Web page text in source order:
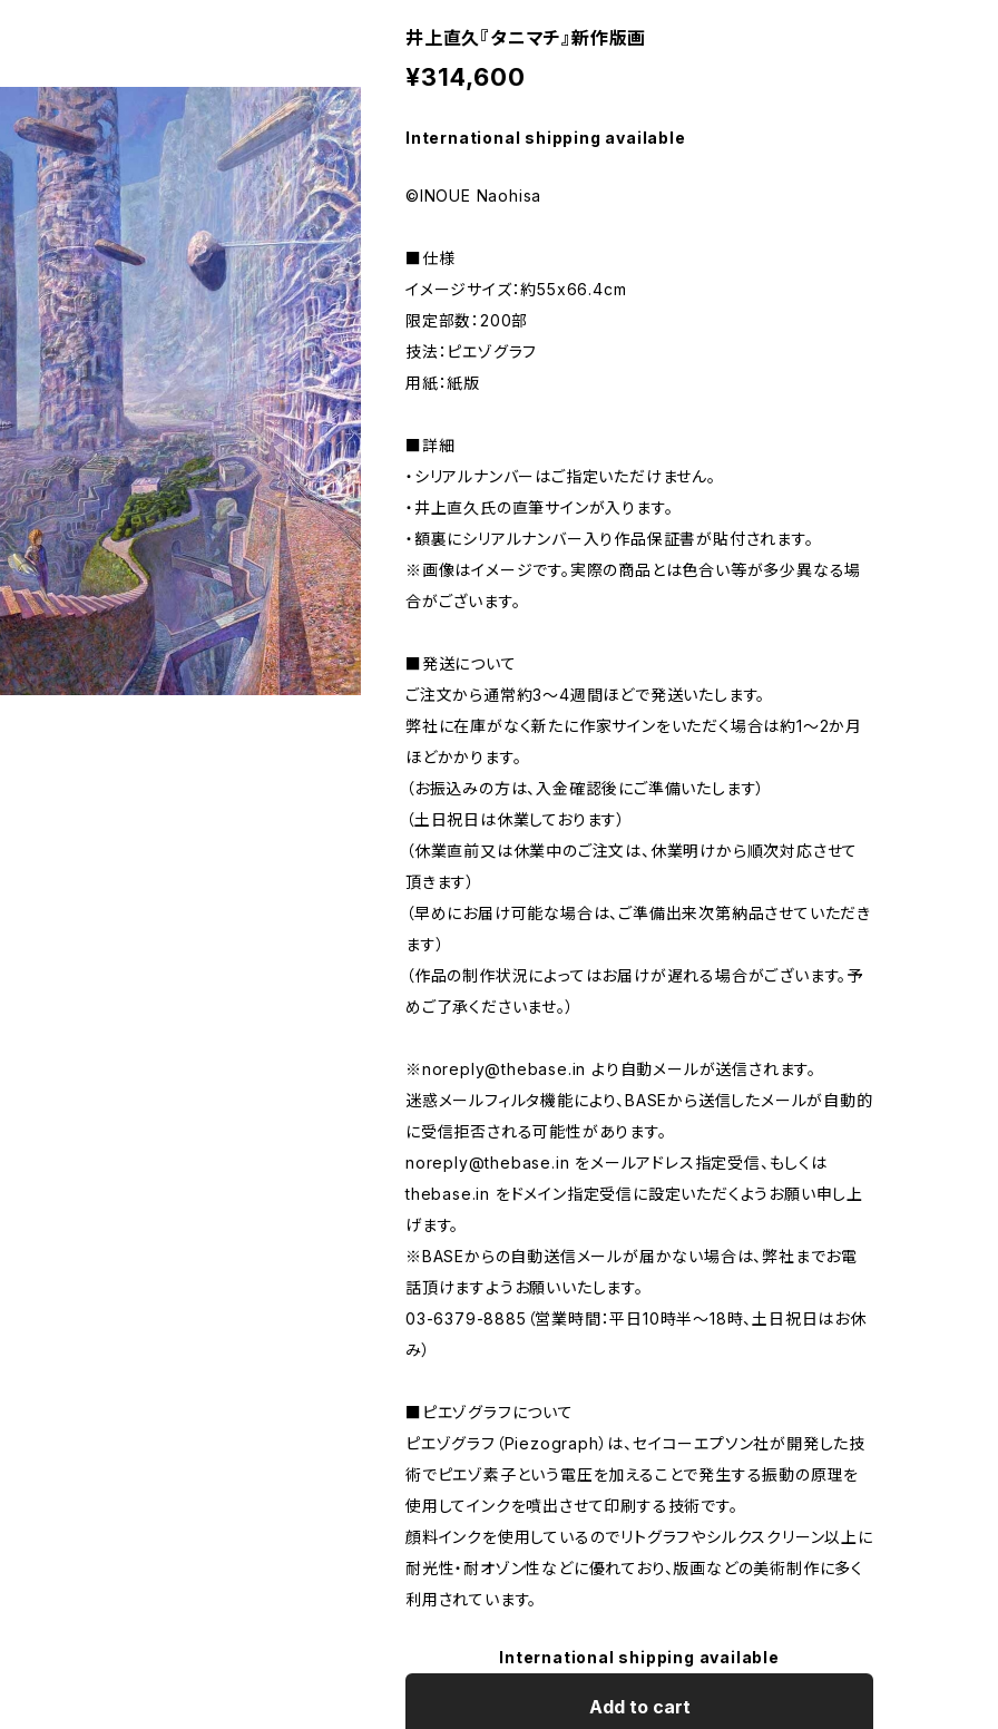
井上直久『タニマチ』新作版画
¥314,600
International shipping available
©INOUE Naohisa
■仕様
イメージサイズ：約55x66.4cm
限定部数：200部
技法：ピエゾグラフ
用紙：紙版
■詳細
・シリアルナンバーはご指定いただけません。
・井上直久氏の直筆サインが入ります。
・額裏にシリアルナンバー入り作品保証書が貼付されます。
※画像はイメージです。実際の商品とは色合い等が多少異なる場
合がございます。
■発送について
ご注文から通常約3〜4週間ほどで発送いたします。
弊社に在庫がなく新たに作家サインをいただく場合は約1〜2か月
ほどかかります。
（お振込みの方は、入金確認後にご準備いたします）
（土日祝日は休業しております）
（休業直前又は休業中のご注文は、休業明けから順次対応させて
頂きます）
（早めにお届け可能な場合は、ご準備出来次第納品させていただき
ます）
（作品の制作状況によってはお届けが遅れる場合がございます。予
めご了承くださいませ。）
※noreply@thebase.in より自動メールが送信されます。
迷惑メールフィルタ機能により、BASEから送信したメールが自動的
に受信拒否される可能性があります。
noreply@thebase.in をメールアドレス指定受信、もしくは
thebase.in をドメイン指定受信に設定いただくようお願い申し上
げます。
※BASEからの自動送信メールが届かない場合は、弊社までお電
話頂けますようお願いいたします。
03-6379-8885（営業時間：平日10時半〜18時、土日祝日はお休
み）
■ピエゾグラフについて
ピエゾグラフ（Piezograph）は、セイコーエプソン社が開発した技
術でピエゾ素子という電圧を加えることで発生する振動の原理を
使用してインクを噴出させて印刷する技術です。
顔料インクを使用しているのでリトグラフやシルクスクリーン以上に
耐光性・耐オゾン性などに優れており、版画などの美術制作に多く
利用されています。
International shipping available
Add to cart